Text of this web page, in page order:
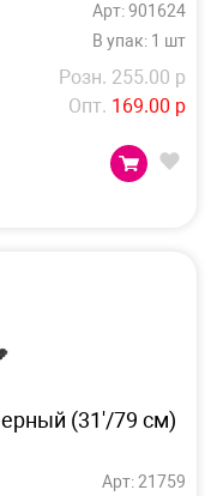
Арт: 901624
В упак: 1 шт
Розн. 255.00 р
Опт. 169.00 р
(31'/79 см)
Арт: 21759